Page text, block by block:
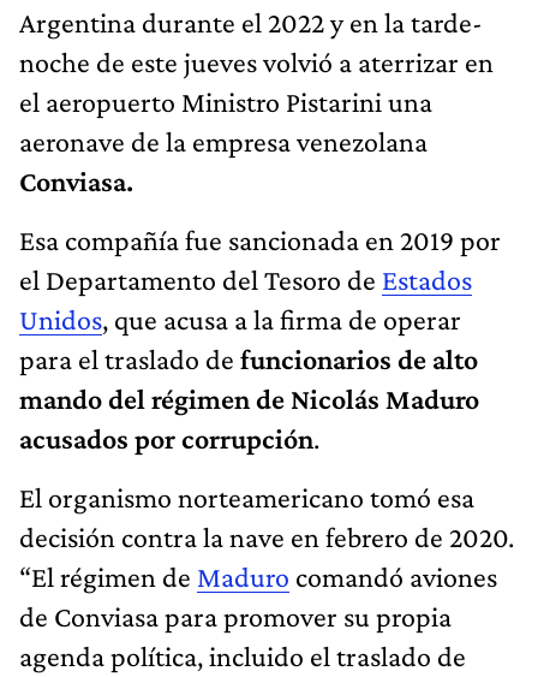
Argentina durante el 2022 y en la tarde-
noche de este jueves volvió a aterrizar en
el aeropuerto Ministro Pistarini una
aeronave de la empresa venezolana
Conviasa.
Esa compañía fue sancionada en 2019 por
el Departamento del Tesoro de Estados
Unidos, que acusa a la firma de operar
para el traslado de funcionarios de alto
mando del régimen de Nicolás Maduro
acusados por corrupción.
El organismo norteamericano tomó esa
decisión contra la nave en febrero de 2020.
“El régimen de Maduro comandó aviones
de Conviasa para promover su propia
agenda política, incluido el traslado de